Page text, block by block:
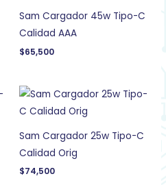
Sam Cargador 45w Tipo-C
Calidad AAA
$65,500
Sam Cargador 25w Tipo-C
Calidad Orig
$74,500